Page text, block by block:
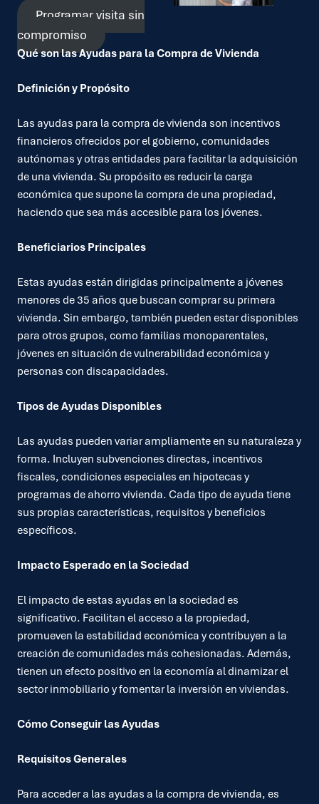
Programar visita sin
compromiso
Qué son las Ayudas para la Compra de Vivienda
Definición y Propósito
Las ayudas para la compra de vivienda son incentivos
financieros ofrecidos por el gobierno, comunidades
autónomas y otras entidades para facilitar la adquisición
de una vivienda. Su propósito es reducir la carga
económica que supone la compra de una propiedad,
haciendo que sea más accesible para los jóvenes.
Beneficiarios Principales
Estas ayudas están dirigidas principalmente a jóvenes
menores de 35 años que buscan comprar su primera
vivienda. Sin embargo, también pueden estar disponibles
para otros grupos, como familias monoparentales,
jóvenes en situación de vulnerabilidad económica y
personas con discapacidades.
Tipos de Ayudas Disponibles
Las ayudas pueden variar ampliamente en su naturaleza y
forma. Incluyen subvenciones directas, incentivos
fiscales, condiciones especiales en hipotecas y
programas de ahorro vivienda. Cada tipo de ayuda tiene
sus propias características, requisitos y beneficios
específicos.
Impacto Esperado en la Sociedad
El impacto de estas ayudas en la sociedad es
significativo. Facilitan el acceso a la propiedad,
promueven la estabilidad económica y contribuyen a la
creación de comunidades más cohesionadas. Además,
tienen un efecto positivo en la economía al dinamizar el
sector inmobiliario y fomentar la inversión en viviendas.
Cómo Conseguir las Ayudas
Requisitos Generales
Para acceder a las ayudas a la compra de vivienda, es